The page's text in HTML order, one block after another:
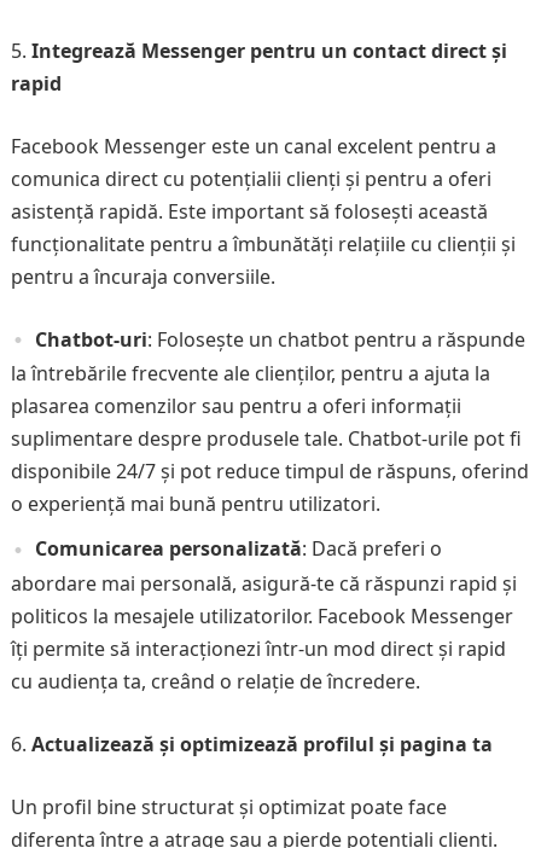
Integrează Messenger pentru un contact direct și
rapid
Facebook Messenger este un canal excelent pentru a
comunica direct cu potențialii clienți și pentru a oferi
asistență rapidă. Este important să folosești această
funcționalitate pentru a îmbunătăți relațiile cu clienții și
pentru a încuraja conversiile.
Chatbot-uri: Folosește un chatbot pentru a răspunde
la întrebările frecvente ale clienților, pentru a ajuta la
plasarea comenzilor sau pentru a oferi informații
suplimentare despre produsele tale. Chatbot-urile pot fi
disponibile 24/7 și pot reduce timpul de răspuns, oferind
o experiență mai bună pentru utilizatori.
Comunicarea personalizată: Dacă preferi o
abordare mai personală, asigură-te că răspunzi rapid și
politicos la mesajele utilizatorilor. Facebook Messenger
îți permite să interacționezi într-un mod direct și rapid
cu audiența ta, creând o relație de încredere.
Actualizează și optimizează profilul și pagina ta
Un profil bine structurat și optimizat poate face
diferența între a atrage sau a pierde potențiali clienți.